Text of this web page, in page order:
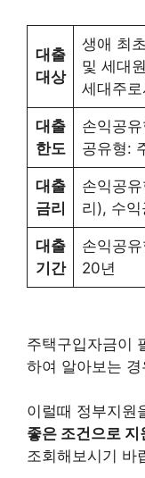
대출
대상
생애 최
및 세대
세대주
대출
한도
손익공
공유형:
대출
금리
손익공
리), 수익
대출
기간
손익공
20년
주택구입자금이
하여 알아보는
이럴때 정부지원
좋은 조건으로 지
조회해보시기 바